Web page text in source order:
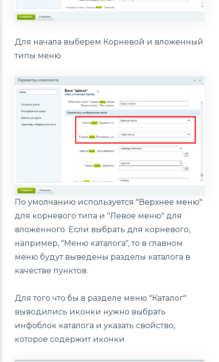
Для начала выберем Корневой и вложенный
типы меню
По умолчанию используется "Верхнее меню"
для корневого типа и "Левое меню" для
вложенного. Если выбрать для корневого,
например, "Меню каталога", то в главном
меню будут выведены разделы каталога в
качестве пунктов.
Для того что бы в разделе меню "Каталог"
выводились иконки нужно выбрать
инфоблок каталога и указать свойство,
которое содержит иконки